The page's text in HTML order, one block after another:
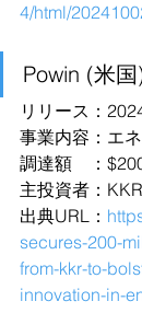
4/html/
Powin (米国
リリース：
事業内容：エ
調達額　：
主投資者：KKR
出典URL：
secures-200-
from-kkr-to-
innovation-in-